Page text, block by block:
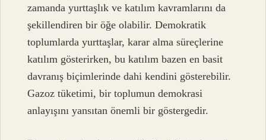
zamanda yurttaşlık ve katılım kavramlarını da
şekillendiren bir öğe olabilir. Demokratik
toplumlarda yurttaşlar, karar alma süreçlerine
katılım gösterirken, bu katılım bazen en basit
davranış biçimlerinde dahi kendini gösterebilir.
Gazoz tüketimi, bir toplumun demokrasi
anlayışını yansıtan önemli bir göstergedir.